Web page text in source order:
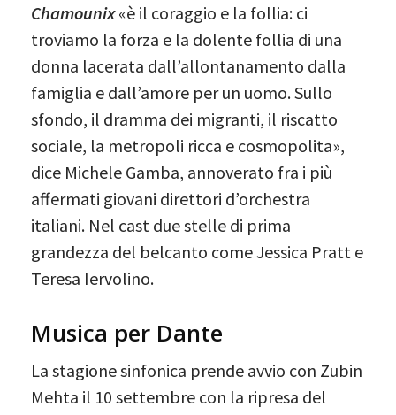
Chamounix«è il coraggio e la follia: ci
troviamo la forza e la dolente follia di una
donna lacerata dall’allontanamento dalla
famiglia e dall’amore per un uomo. Sullo
sfondo, il dramma dei migranti, il riscatto
sociale, la metropoli ricca e cosmopolita»,
dice Michele Gamba, annoverato fra i più
affermati giovani direttori d’orchestra
italiani. Nel cast due stelle di prima
grandezza del belcanto come Jessica Pratt e
Teresa Iervolino.
Musica per Dante
La stagione sinfonica prende avvio con Zubin
Mehta il 10 settembre con la ripresa del